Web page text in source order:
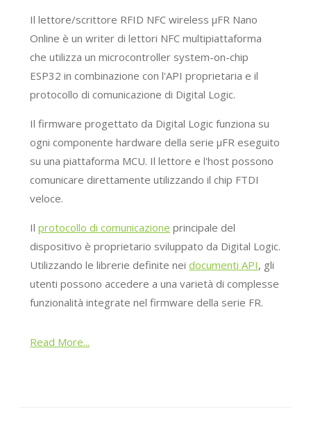
Il lettore/scrittore RFID NFC wireless μFR Nano
Online è un writer di lettori NFC multipiattaforma
che utilizza un microcontroller system-on-chip
ESP32 in combinazione con l'API proprietaria e il
protocollo di comunicazione di Digital Logic.
Il firmware progettato da Digital Logic funziona su
ogni componente hardware della serie μFR eseguito
su una piattaforma MCU. Il lettore e l'host possono
comunicare direttamente utilizzando il chip FTDI
veloce.
Ilprotocollo di comunicazione principale del
dispositivo è proprietario sviluppato da Digital Logic.
Utilizzando le librerie definite neidocumenti API, gli
utenti possono accedere a una varietà di complesse
funzionalità integrate nel firmware della serie FR.
Read More...